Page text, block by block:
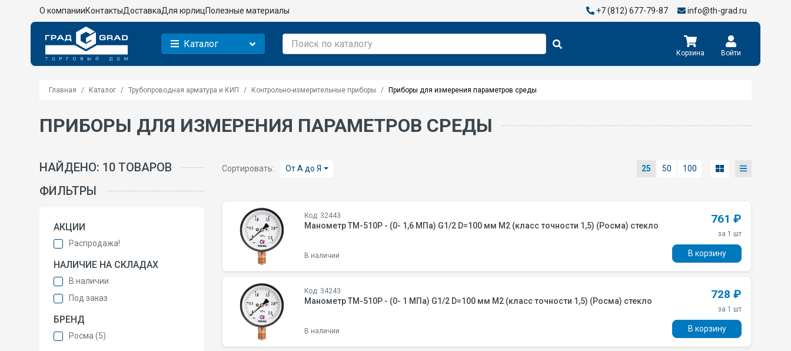
О компанииКонтактыДоставкаДля юрлицПолезные материалы +7 (812) 677-79-87 info@th-grad.ru
Каталог
Корзина Войти
Главная Каталог Трубопроводная арматура и КИП Контрольно-измерительные приборы Приборы для измерения параметров среды
ПРИБОРЫ ДЛЯ ИЗМЕРЕНИЯ ПАРАМЕТРОВ СРЕДЫ
НАЙДЕНО: 10 ТОВАРОВ
ФИЛЬТРЫ
АКЦИИ
Распродажа!
НАЛИЧИЕ НА СКЛАДАХ
В наличии
Под заказ
БРЕНД
Росма (5)
Сортировать: От А до Я 25 50 100
Код: 32443
Манометр ТМ-510Р - (0- 1,6 MПа) G1/2 D=100 мм М2 (класс точности 1,5) (Росма) стекло
В наличии
761 ₽
за 1 шт
В корзину
Код: 34243
Манометр ТМ-510Р - (0- 1 MПа) G1/2 D=100 мм М2 (класс точности 1,5) (Росма) стекло
В наличии
728 ₽
за 1 шт
В корзину